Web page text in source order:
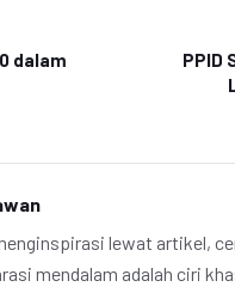
dalam
PPID
lewat artikel,
mendalam adalah ciri